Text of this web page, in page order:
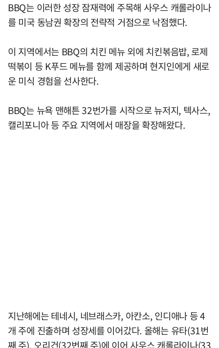
BBQ는 이러한 성장 잠재력에 주목해 사우스 캐롤라이나
를 미국 동남권 확장의 전략적 거점으로 낙점했다.
이 지역에서는 BBQ의 치킨 메뉴 외에 치킨볶음밥, 로제
떡볶이 등 K푸드 메뉴를 함께 제공하며 현지인에게 새로
운 미식 경험을 선사한다.
BBQ는 뉴욕 맨해튼 32번가를 시작으로 뉴저지, 텍사스,
캘리포니아 등 주요 지역에서 매장을 확장해왔다.
지난해에는 테네시, 네브래스카, 아칸소, 인디애나 등 4
개 주에 진출하며 성장세를 이어갔다. 올해는 유타(31번
째 주), 오리건(32번째 주)에 이어 사우스 캐롤라이나(33